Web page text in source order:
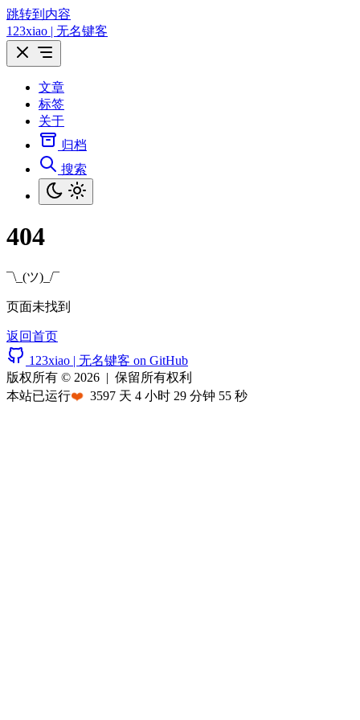
跳转到内容
123xiao | 无名键客
文章
标签
关于
归档
搜索
404
¯\_(ツ)_/¯
页面未找到
返回首页
123xiao | 无名键客 on GitHub
版权所有 © 2026 | 保留所有权利
本站已运行❤️ 3597 天 4 小时 29 分钟 55 秒